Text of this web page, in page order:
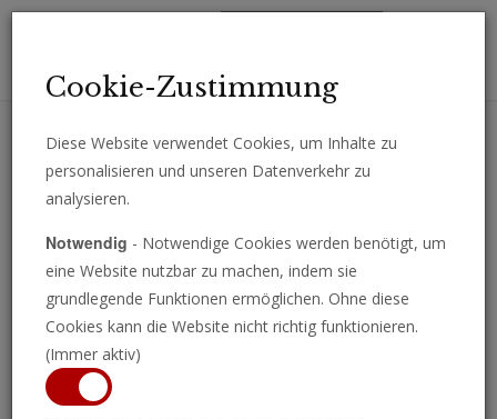
Erhalten Sie wichtige Analysen, Kommentare und Nachrichten
Cookie-Zustimmung
Diese Website verwendet Cookies, um Inhalte zu
personalisieren und unseren Datenverkehr zu
analysieren.
Notwendig - Notwendige Cookies werden benötigt, um
eine Website nutzbar zu machen, indem sie
grundlegende Funktionen ermöglichen. Ohne diese
Cookies kann die Website nicht richtig funktionieren.
(Immer aktiv)